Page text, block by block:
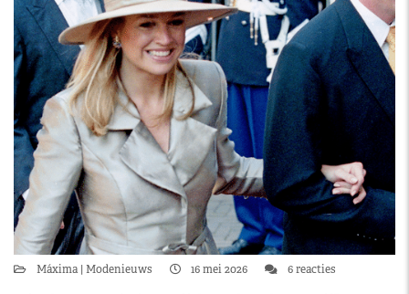
Máxima Modenieuws 16 mei 2026 6 reacties